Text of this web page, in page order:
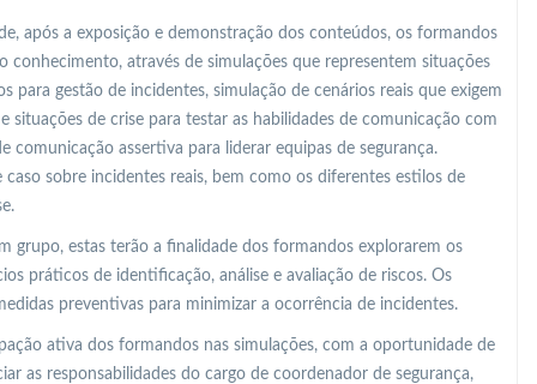
após a exposição e demonstração dos conteúdos, os formandos
através de simulações que representem situações
para gestão de incidentes, simulação de cenários reais que exigem
situações de crise para testar as habilidades de comunicação com
assertiva para liderar equipas de segurança.
sobre incidentes reais, bem como os diferentes estilos de
grupo, estas terão a finalidade dos formandos explorarem os
práticos de identificação, análise e avaliação de riscos. Os
preventivas para minimizar a ocorrência de incidentes.
ativa dos formandos nas simulações, com a oportunidade de
as responsabilidades do cargo de coordenador de segurança,